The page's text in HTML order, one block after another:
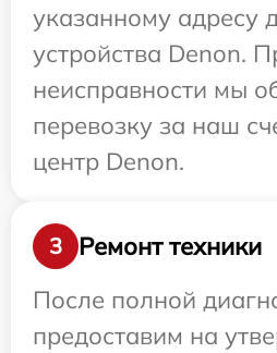
указанному адресу
устройства Denon.
неисправности мы
перевозку за наш
центр Denon.
3
Ремонт техники
После полной
предоставим на